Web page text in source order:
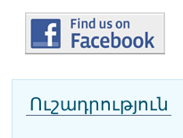
Ուշադրություն